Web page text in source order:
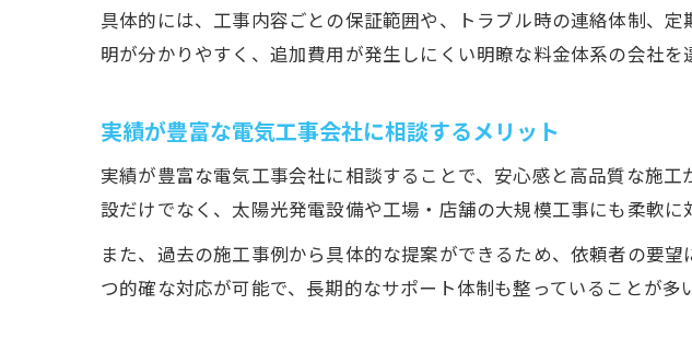
家庭の電気トラブ
家庭内で発生し
コンセント増設
緊急時に役立
省エネ対策がで
実績豊富な電気工事
電気工事の実績
具体的には、工事内容ごとの保証範囲や、トラブル時の連絡体制、
明が分かりやすく、追加費用が発生しにくい明瞭な料金体系の会社を
実績が豊富な電気工事会社に相談するメリット
実績が豊富な電気工事会社に相談することで、安心感と高品質な施
設だけでなく、太陽光発電設備や工場・店舗の大規模工事にも柔軟に
また、過去の施工事例から具体的な提案ができるため、依頼者の要
つ的確な対応が可能で、長期的なサポート体制も整っていることが多